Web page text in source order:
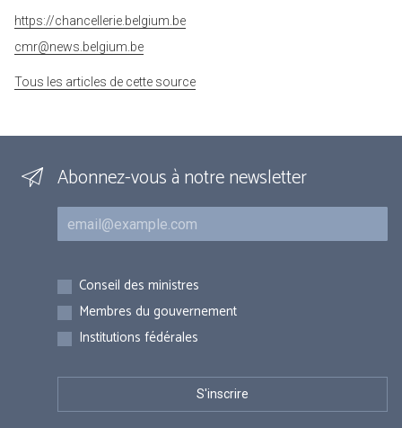
https://chancellerie.belgium.be
cmr@news.belgium.be
Tous les articles de cette source
Abonnez-vous à notre newsletter
Courriel
Inscriptions
Conseil des ministres
Membres du gouvernement
Institutions fédérales